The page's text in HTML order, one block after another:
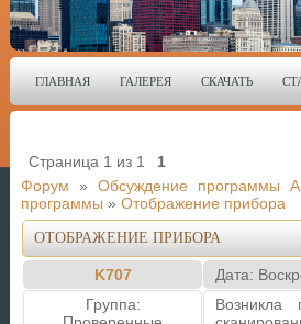
ГЛАВНАЯ ГАЛЕРЕЯ СКАЧАТЬ
Страница 1 из 1
1
Форум
» Обсуждение программы
программы » Отображение прибора
ОТОБРАЖЕНИЕ ПРИБОРА
K707 Дата:
Группа: